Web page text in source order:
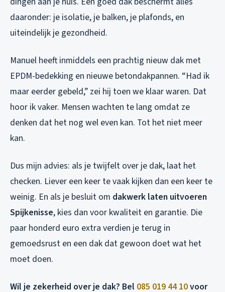
daaronder: je isolatie, je balken, je plafonds, en
uiteindelijk je gezondheid.
Manuel heeft inmiddels een prachtig nieuw dak met
EPDM-bedekking en nieuwe betondakpannen. “Had ik
maar eerder gebeld,” zei hij toen we klaar waren. Dat
hoor ik vaker. Mensen wachten te lang omdat ze
denken dat het nog wel even kan. Tot het niet meer
kan.
Dus mijn advies: als je twijfelt over je dak, laat het
checken. Liever een keer te vaak kijken dan een keer te
weinig. En als je besluit om dakwerk laten uitvoeren
Spijkenisse, kies dan voor kwaliteit en garantie. Die
paar honderd euro extra verdien je terug in
gemoedsrust en een dak dat gewoon doet wat het
moet doen.
Wil je zekerheid over je dak? Bel 085 019 44 10voor